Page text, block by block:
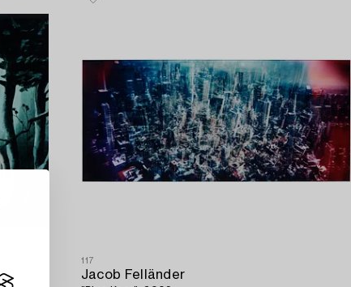
117
Jacob Felländer